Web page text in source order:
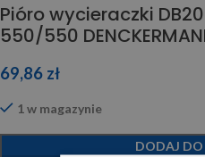
Pióro wycieraczki
550/550
69,86 zł
1 w magazynie
DODAJ